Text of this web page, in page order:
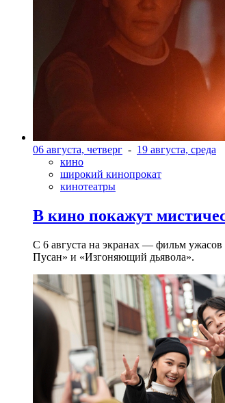
06 августа, четверг - 19 августа, среда
кино
широкий кинопрокат
кинотеатры
В кино покажут
С 6 августа на экранах — фильм
Пусан» и «Изгоняющий дьявола».